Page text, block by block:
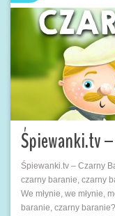
Śpiewanki.tv
Śpiewanki.tv – Czarny
czarny baranie, czarny
We młynie, we młynie,
baranie, czarny